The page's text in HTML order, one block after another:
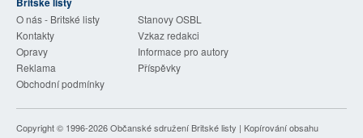
O nás - Britské listy
Stanovy OSBL
Kontakty
Vzkaz redakci
Opravy
Informace pro autory
Reklama
Příspěvky
Obchodní podmínky
Copyright © 1996-2026Občanské sdružení Britské listy | Kopírování obsahu